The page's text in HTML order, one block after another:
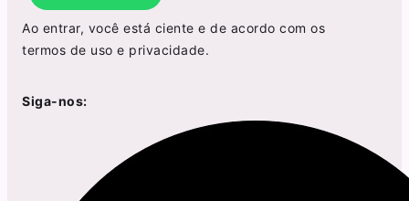
Ao entrar, você está ciente e de acordo com os
termos de uso e privacidade.
Siga-nos: